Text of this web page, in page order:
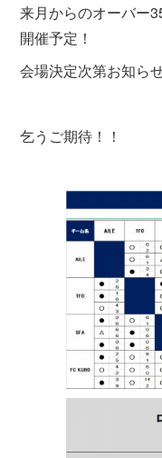
来月からのオーバー
開催予定！
会場決定次第お知ら
乞うご期待！！